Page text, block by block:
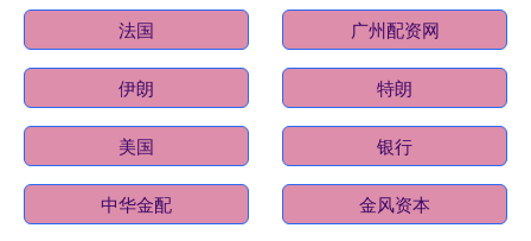
法国 广州配资网
伊朗 特朗
美国 银行
中华金配 金风资本